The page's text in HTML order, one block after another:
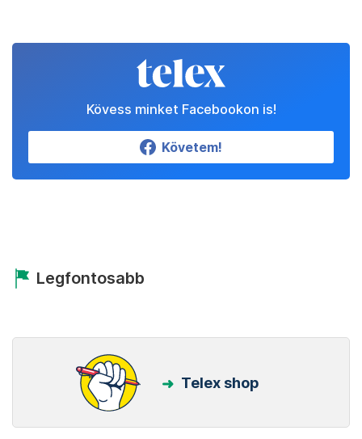
Kövess minket Facebookon is!
Követem!
Legfontosabb
Telex shop